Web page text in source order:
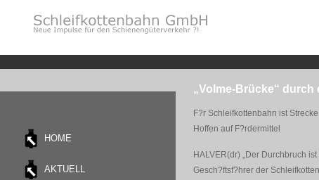
HOME
AKTUELL
„Volme-Brücke“ durch
F?r Schleifkottenbahn ist
Hoffen auf F?rdermittel
HALVER(dr) „Der Durchbruch
Gesch?ftsf?hrer der